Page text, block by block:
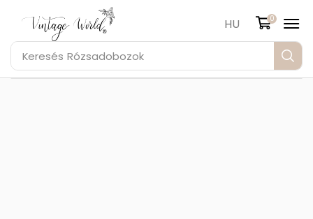
Keresés Rózsadobozok
HU 0